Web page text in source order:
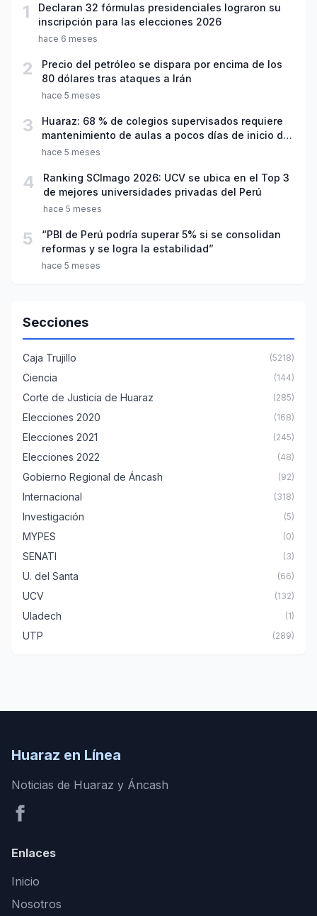
1
Declaran 32 fórmulas presidenciales lograron su
inscripción para las elecciones 2026
hace 6 meses
2
Precio del petróleo se dispara por encima de los
80 dólares tras ataques a Irán
hace 5 meses
3
Huaraz: 68 % de colegios supervisados requiere
mantenimiento de aulas a pocos días de inicio del
año escolar 2026
hace 5 meses
4
Ranking SCImago 2026: UCV se ubica en el Top 3
de mejores universidades privadas del Perú
hace 5 meses
5
“PBI de Perú podría superar 5% si se consolidan
reformas y se logra la estabilidad”
hace 5 meses
Secciones
Caja Trujillo (5218)
Ciencia (144)
Corte de Justicia de Huaraz (285)
Elecciones 2020 (168)
Elecciones 2021 (245)
Elecciones 2022 (48)
Gobierno Regional de Áncash (92)
Internacional (318)
Investigación (5)
MYPES (0)
SENATI (3)
U. del Santa (66)
UCV (132)
Uladech (1)
UTP (289)
Huaraz en Línea
Noticias de Huaraz y Áncash
Enlaces
Inicio
Nosotros